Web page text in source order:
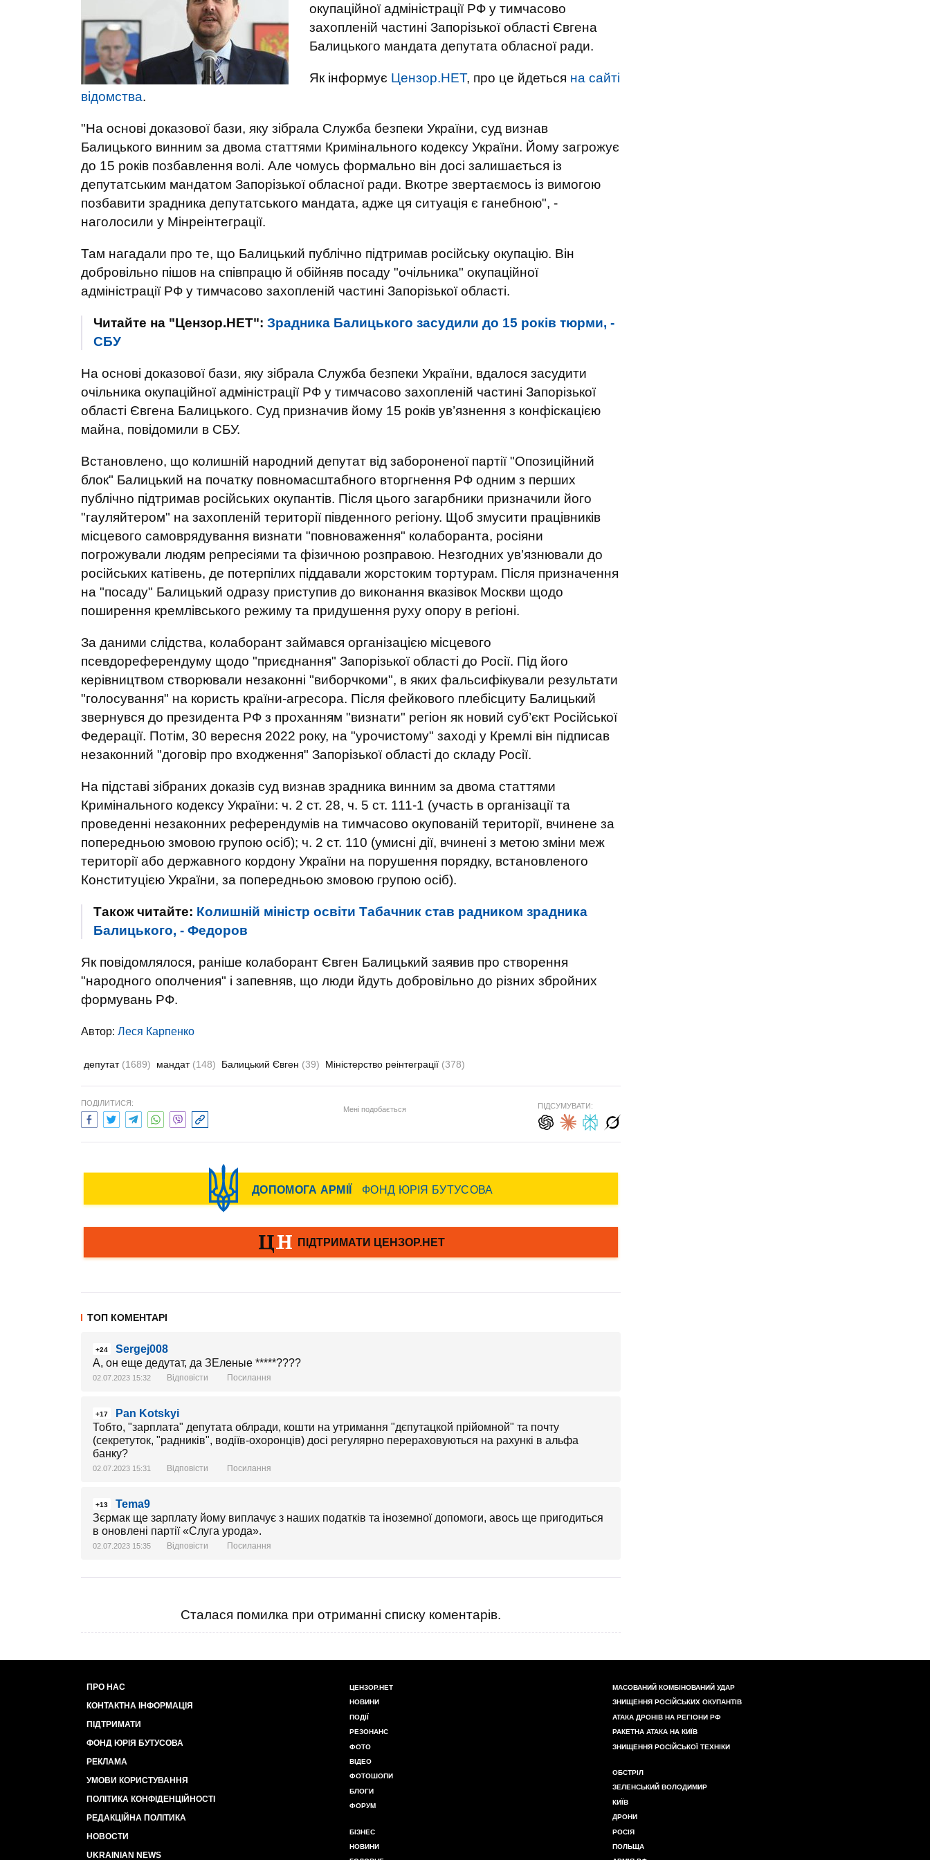
окупаційної адміністрації РФ у тимчасово
захопленій частині Запорізької області Євгена
Балицького мандата депутата обласної ради.
Як інформує Цензор.НЕТ, про це йдеться на сайті
відомства.
"На основі доказової бази, яку зібрала Служба безпеки України, суд визнав
Балицького винним за двома статтями Кримінального кодексу України. Йому загрожує
до 15 років позбавлення волі. Але чомусь формально він досі залишається із
депутатським мандатом Запорізької обласної ради. Вкотре звертаємось із вимогою
позбавити зрадника депутатського мандата, адже ця ситуація є ганебною", -
наголосили у Мінреінтеграції.
Там нагадали про те, що Балицький публічно підтримав російську окупацію. Він
добровільно пішов на співпрацю й обійняв посаду "очільника" окупаційної
адміністрації РФ у тимчасово захопленій частині Запорізької області.
Читайте на "Цензор.НЕТ": Зрадника Балицького засудили до 15 років тюрми, -
СБУ
На основі доказової бази, яку зібрала Служба безпеки України, вдалося засудити
очільника окупаційної адміністрації РФ у тимчасово захопленій частині Запорізької
області Євгена Балицького. Суд призначив йому 15 років ув’язнення з конфіскацією
майна, повідомили в СБУ.
Встановлено, що колишній народний депутат від забороненої партії "Опозиційний
блок" Балицький на початку повномасштабного вторгнення РФ одним з перших
публічно підтримав російських окупантів. Після цього загарбники призначили його
"гауляйтером" на захопленій території південного регіону. Щоб змусити працівників
місцевого самоврядування визнати "повноваження" колаборанта, росіяни
погрожували людям репресіями та фізичною розправою. Незгодних ув’язнювали до
російських катівень, де потерпілих піддавали жорстоким тортурам. Після призначення
на "посаду" Балицький одразу приступив до виконання вказівок Москви щодо
поширення кремлівського режиму та придушення руху опору в регіоні.
За даними слідства, колаборант займався організацією місцевого
псевдореферендуму щодо "приєднання" Запорізької області до Росії. Під його
керівництвом створювали незаконні "виборчкоми", в яких фальсифікували результати
"голосування" на користь країни-агресора. Після фейкового плебісциту Балицький
звернувся до президента РФ з проханням "визнати" регіон як новий суб’єкт Російської
Федерації. Потім, 30 вересня 2022 року, на "урочистому" заході у Кремлі він підписав
незаконний "договір про входження" Запорізької області до складу Росії.
На підставі зібраних доказів суд визнав зрадника винним за двома статтями
Кримінального кодексу України: ч. 2 ст. 28, ч. 5 ст. 111-1 (участь в організації та
проведенні незаконних референдумів на тимчасово окупованій території, вчинене за
попередньою змовою групою осіб); ч. 2 ст. 110 (умисні дії, вчинені з метою зміни меж
території або державного кордону України на порушення порядку, встановленого
Конституцією України, за попередньою змовою групою осіб).
Також читайте: Колишній міністр освіти Табачник став радником зрадника
Балицького, - Федоров
Як повідомлялося, раніше колаборант Євген Балицький заявив про створення
"народного ополчения" і запевняв, що люди йдуть добровільно до різних збройних
формувань РФ.
Автор: Леся Карпенко
депутат (1689) мандат (148) Балицький Євген (39) Міністерство реінтеграції (378)
ПОДІЛИТИСЯ:
Мені подобається ПІДСУМУВАТИ:
ТОП КОМЕНТАРІ
+24
Sergej008
А, он еще дедутат, да ЗЕленые *****????
02.07.2023 15:32 Відповісти Посилання
+17
Pan Kotskyi
Тобто, "зарплата" депутата облради, кошти на утримання "дєпутацкой прійомной" та почту
(секретуток, "радників", водіїв-охоронців) досі регулярно перераховуються на рахункі в альфа
банку?
02.07.2023 15:31 Відповісти Посилання
+13
Tema9
Зєрмак ще зарплату йому виплачує з наших податків та іноземної допомоги, авось ще пригодиться
в оновлені партії «Слуга урода».
02.07.2023 15:35 Відповісти Посилання
Сталася помилка при отриманні списку коментарів.
ПРО НАС
КОНТАКТНА ІНФОРМАЦІЯ
ПІДТРИМАТИ
ФОНД ЮРІЯ БУТУСОВА
РЕКЛАМА
УМОВИ КОРИСТУВАННЯ
ПОЛІТИКА КОНФІДЕНЦІЙНОСТІ
РЕДАКЦІЙНА ПОЛІТИКА
НОВОСТИ
UKRAINIAN NEWS
ЦЕНЗОР.НЕТ
НОВИНИ
ПОДІЇ
РЕЗОНАНС
ФОТО
ВІДЕО
ФОТОШОПИ
БЛОГИ
ФОРУМ
БІЗНЕС
НОВИНИ
МАСОВАНИЙ КОМБІНОВАНИЙ УДАР
ЗНИЩЕННЯ РОСІЙСЬКИХ ОКУПАНТІВ
АТАКА ДРОНІВ НА РЕГІОНИ РФ
РАКЕТНА АТАКА НА КИЇВ
ЗНИЩЕННЯ РОСІЙСЬКОЇ ТЕХНІКИ
ОБСТРІЛ
ЗЕЛЕНСЬКИЙ ВОЛОДИМИР
КИЇВ
ДРОНИ
РОСІЯ
ПОЛЬЩА